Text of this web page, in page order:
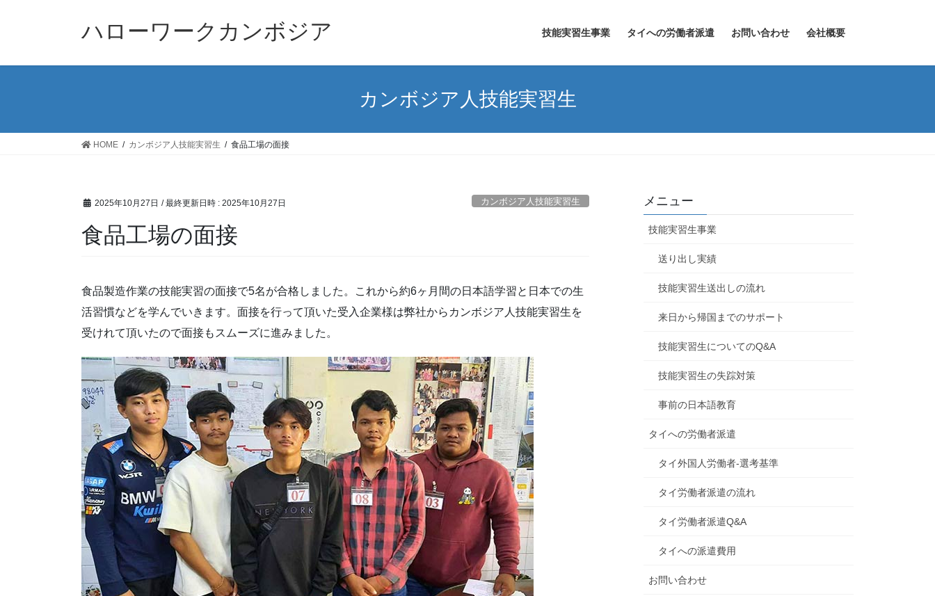
ハローワークカンボジア 技能実習生事業 タイへの労働者派遣 お問い合わせ 会社概要
カンボジア人技能実習生
HOME カンボジア人技能実習生 食品工場の面接
2025年10月27日 / 最終更新日時 : 2025年10月27日 カンボジア人技能実習生
食品工場の面接
食品製造作業の技能実習の面接で5名が合格しました。これから約6ヶ月間の日本語学習と日本での生
活習慣などを学んでいきます。面接を行って頂いた受入企業様は弊社からカンボジア人技能実習生を
受けれて頂いたので面接もスムーズに進みました。
メニュー
技能実習生事業
送り出し実績
技能実習生送出しの流れ
来日から帰国までのサポート
技能実習生についてのQ&A
技能実習生の失踪対策
事前の日本語教育
タイへの労働者派遣
タイ外国人労働者-選考基準
タイ労働者派遣の流れ
タイ労働者派遣Q&A
タイへの派遣費用
お問い合わせ